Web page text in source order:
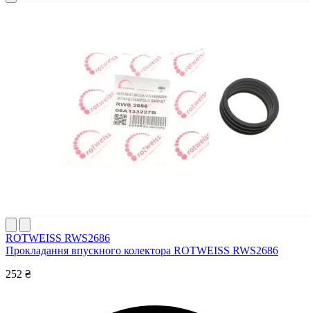
ROTWEISS RWS2686
Прокладання впускного колектора ROTWEISS RWS2686
252 ₴